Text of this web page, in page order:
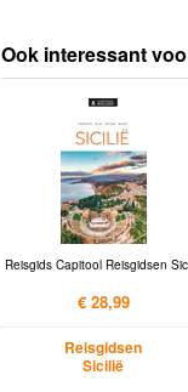
Ook interessant
Reisgids Capitool Reisgidsen
€ 28,99
Reisgidsen
Sicilië